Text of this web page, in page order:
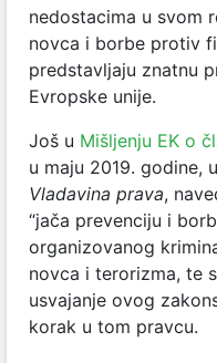
nedostacima u svom
novca i borbe protiv
predstavljaju znatnu
Evropske unije.
Još u Mišljenju EK o
u maju 2019. godine,
Vladavina prava,
“jača prevenciju i
organizovanog
novca i terorizma, te
usvajanje ovog
korak u tom pravcu.